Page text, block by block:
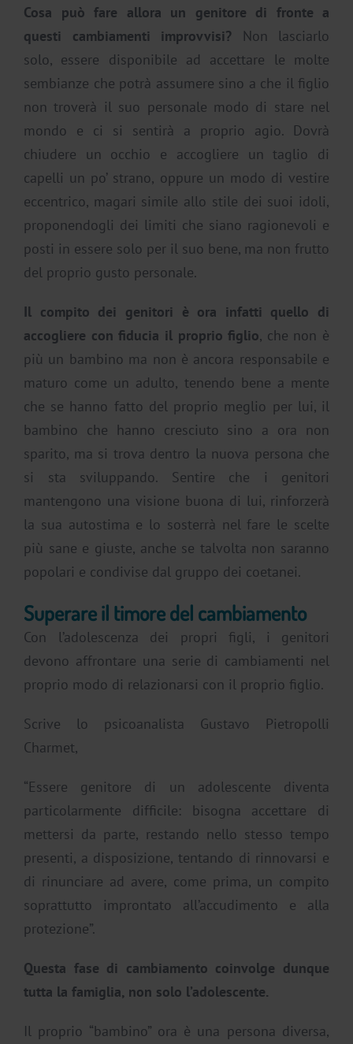
Cosa può fare allora un genitore di fronte a
questi cambiamenti improvvisi? Non lasciarlo
solo, essere disponibile ad accettare le molte
sembianze che potrà assumere sino a che il figlio
non troverà il suo personale modo di stare nel
mondo e ci si sentirà a proprio agio. Dovrà
chiudere un occhio e accogliere un taglio di
capelli un po’ strano, oppure un modo di vestire
eccentrico, magari simile allo stile dei suoi idoli,
proponendogli dei limiti che siano ragionevoli e
posti in essere solo per il suo bene, ma non frutto
del proprio gusto personale.
Il compito dei genitori è ora infatti quello di
accogliere con fiducia il proprio figlio, che non è
più un bambino ma non è ancora responsabile e
maturo come un adulto, tenendo bene a mente
che se hanno fatto del proprio meglio per lui, il
bambino che hanno cresciuto sino a ora non
sparito, ma si trova dentro la nuova persona che
si sta sviluppando. Sentire che i genitori
mantengono una visione buona di lui, rinforzerà
la sua autostima e lo sosterrà nel fare le scelte
più sane e giuste, anche se talvolta non saranno
popolari e condivise dal gruppo dei coetanei.
Superare il timore del cambiamento
Con l’adolescenza dei propri figli, i genitori
devono affrontare una serie di cambiamenti nel
proprio modo di relazionarsi con il proprio figlio.
Scrive lo psicoanalista Gustavo Pietropolli
Charmet,
“Essere genitore di un adolescente diventa
particolarmente difficile: bisogna accettare di
mettersi da parte, restando nello stesso tempo
presenti, a disposizione, tentando di rinnovarsi e
di rinunciare ad avere, come prima, un compito
soprattutto improntato all’accudimento e alla
protezione”.
Questa fase di cambiamento coinvolge dunque
tutta la famiglia, non solo l’adolescente.
Il proprio “bambino” ora è una persona diversa,